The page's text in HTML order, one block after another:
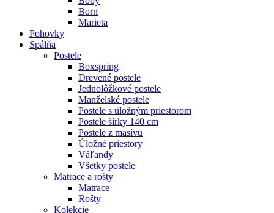
Born
Marieta
Pohovky
Spálňa
Postele
Boxspring
Drevené postele
Jednolôžkové postele
Manželské postele
Postele s úložným priestorom
Postele šírky 140 cm
Postele z masívu
Úložné priestory
Váľandy
Všetky postele
Matrace a rošty
Matrace
Rošty
Kolekcie